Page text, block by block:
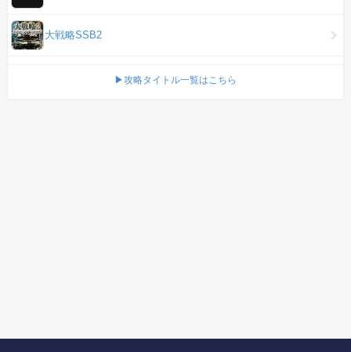
大戦略SSB2
▶攻略タイトル一覧はこちら